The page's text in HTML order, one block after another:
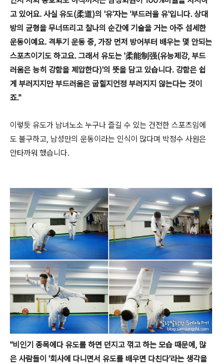
고 있어요. 사실 유도(柔道)의 '유'자는 '부드러울 유'입니다. 상대
방의 균형을 무너뜨리고 찰나의 순간에 기술을 거는 아주 섬세한
운동이예요. 격투기 운동 중, 가장 먼저 방어부터 배우는 몇 안되는
스포츠이기도 하고요. 그래서 유도는 '柔能制强(유능제강, 부드
러움은 능히 강함을 제압한다)'의 뜻을 담고 있습니다. 강함은 쉽
게 부러지지만 부드러움은 굽힐지언정 부러지지 않는다는 것이
죠."
이렇듯 유도가 남녀노소 누구나 즐길 수 있는 건전한 스포츠임에
도 불구하고, 남성만의 운동이라는 인식이 많다며 박정수 사원은
안타까워 했습니다.
"비인기 종목에다 유도를 하면 던지고 꺾고 하는 모습 때문에, 많
은 사람들이 '회사에 다니면서 유도를 배우면 다친다'라는 생각을